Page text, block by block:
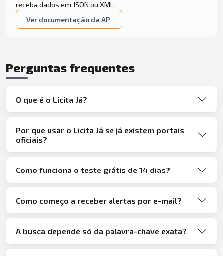
receba dados em JSON ou XML.
Ver documentação da API
Perguntas frequentes
O que é o Licita Já?
Por que usar o Licita Já se já existem portais
oficiais?
Como funciona o teste grátis de 14 dias?
Como começo a receber alertas por e-mail?
A busca depende só da palavra-chave exata?